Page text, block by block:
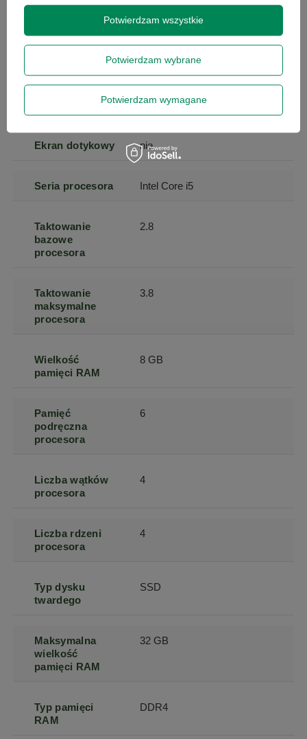
Rozdzielczość
1920 x 1080
Ekran dotykowy nie
Seria procesora Intel Core i5
Taktowanie
bazowe
procesora
2.8
Taktowanie
maksymalne
procesora
3.8
Wielkość
pamięci RAM
8 GB
Pamięć
podręczna
procesora
6
Liczba wątków
procesora
4
Liczba rdzeni
procesora
4
Typ dysku
twardego
SSD
Maksymalna
wielkość
pamięci RAM
32 GB
Typ pamięci
RAM
DDR4
na potrzeby newslettera. Więcej wpolityce
Zapisz się
Potwierdzam wybrane
Potwierdzam wymagane
Potwierdzam wszystkie